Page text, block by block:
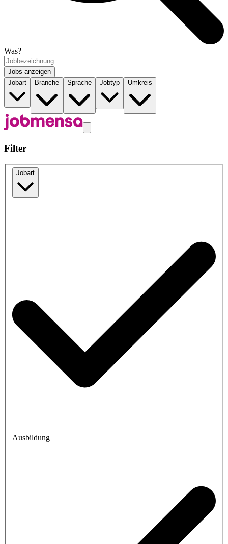
Was?
Jobs anzeigen
Jobart
Branche Sprache Jobtyp Umkreis
Filter
Jobart
Ausbildung